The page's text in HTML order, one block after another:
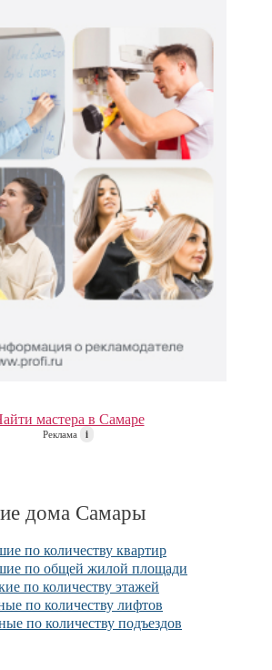
мастера в Самаре
Реклама i
дома Самары
по количеству квартир
по общей жилой площади
по количеству этажей
по количеству лифтов
по количеству подъездов